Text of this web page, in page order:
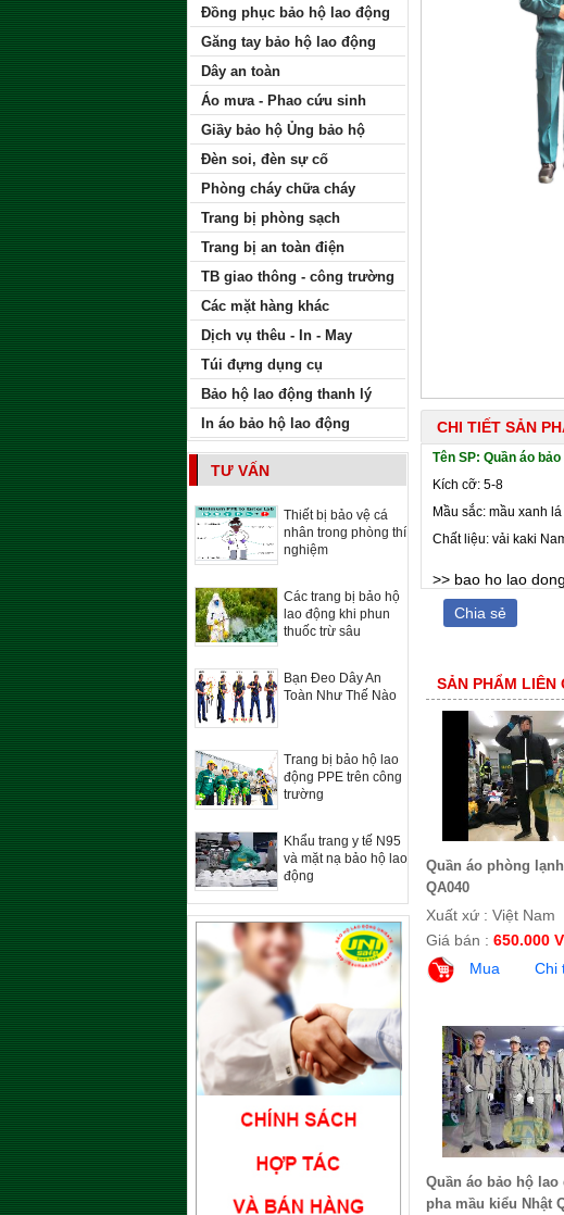
Đồng phục bảo hộ lao động
Găng tay bảo hộ lao động
Dây an toàn
Áo mưa - Phao cứu sinh
Giầy bảo hộ Ủng bảo hộ
Đèn soi, đèn sự cố
Phòng cháy chữa cháy
Trang bị phòng sạch
Trang bị an toàn điện
TB giao thông - công trường
Các mặt hàng khác
Dịch vụ thêu - In - May
Túi đựng dụng cụ
Bảo hộ lao động thanh lý
In áo bảo hộ lao động
TƯ VẤN
Thiết bị bảo vệ cá
nhân trong phòng thí
nghiệm
Các trang bị bảo hộ
lao động khi phun
thuốc trừ sâu
Bạn Đeo Dây An
Toàn Như Thế Nào
Trang bị bảo hộ lao
động PPE trên công
trường
Khẩu trang y tế N95
và mặt nạ bảo hộ lao
động
CHI TIẾT SẢN
Tên SP: Quần áo
Kích cỡ: 5-8
Mầu sắc: mầu xanh
Chất liệu: vải kaki
>> bao ho lao dong
Chia sẻ
SẢN PHẨM LIÊN
Quần áo phòng lạnh
QA040
Xuất xứ : Việt Nam
Giá bán : 650.000
Mua
Chi
Quần áo bảo hộ lao
pha mầu kiểu Nhật